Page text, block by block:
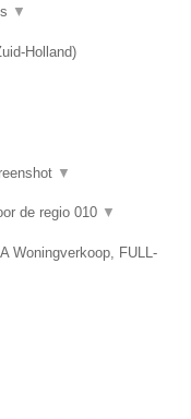
▼
Holland)
▼
de regio 010 ▼
Woningverkoop, FULL-